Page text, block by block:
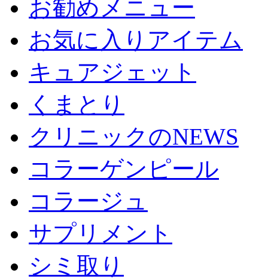
お勧めメニュー
お気に入りアイテム
キュアジェット
くまとり
クリニックのNEWS
コラーゲンピール
コラージュ
サプリメント
シミ取り